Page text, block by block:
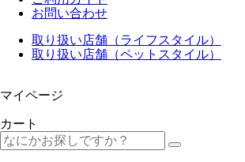
お問い合わせ
取り扱い店舗（ライフスタイル）
取り扱い店舗（ペットスタイル）
マイページ
カート